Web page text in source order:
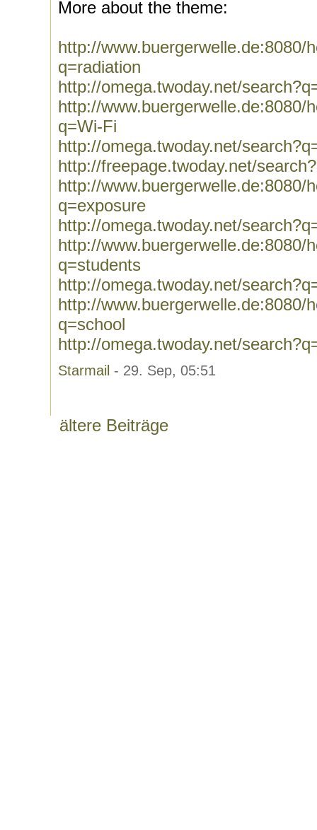
More about the theme:
http://www.buergerwelle.de:8080/
q=radiation
http://omega.twoday.net/
http://www.buergerwelle.de:8080/
q=Wi-Fi
http://omega.twoday.net/
http://freepage.twoday.net/
http://www.buergerwelle.de:8080/
q=exposure
http://omega.twoday.net/
http://www.buergerwelle.de:8080/
q=students
http://omega.twoday.net/
http://www.buergerwelle.de:8080/
q=school
http://omega.twoday.net/
Starmail - 29. Sep, 05:51
ältere Beiträge